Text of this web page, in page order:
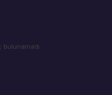
bulunamadı